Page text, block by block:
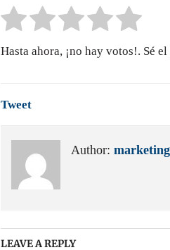
Hasta ahora, ¡no hay votos!. Sé
Tweet
Author: marketing
LEAVE A REPLY